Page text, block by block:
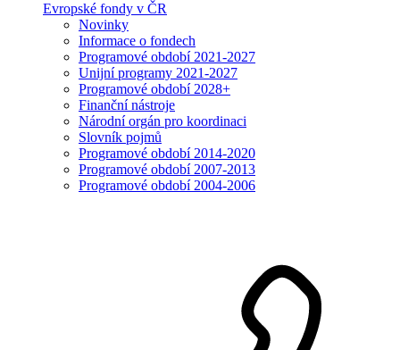
Evropské fondy v ČR
Novinky
Informace o fondech
Programové období 2021-2027
Unijní programy 2021-2027
Programové období 2028+
Finanční nástroje
Národní orgán pro koordinaci
Slovník pojmů
Programové období 2014-2020
Programové období 2007-2013
Programové období 2004-2006